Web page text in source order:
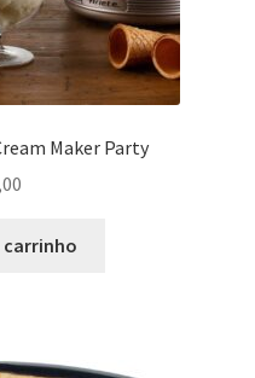
Maker Party
carrinho